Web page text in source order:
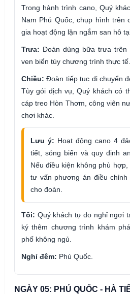
Trong hành trình cano, Quý
Nam Phú Quốc, chụp hình trên
gia hoạt động lặn ngắm san hô
Trưa: Đoàn dùng bữa trưa trên
ven biển tùy chương trình thực tế.
Chiều: Đoàn tiếp tục di chuyển
Tùy gói dịch vụ, Quý khách có
cáp treo Hòn Thơm, công viên
chơi khác.
Lưu ý: Hoạt động cano 4
tiết, sóng biển và quy định
Nếu điều kiện không phù
tư vấn phương án điều
cho đoàn.
Tối: Quý khách tự do nghỉ ngơi
ký thêm chương trình khám
phố không ngủ.
Nghỉ đêm: Phú Quốc.
NGÀY 05: PHÚ QUỐC - HÀ